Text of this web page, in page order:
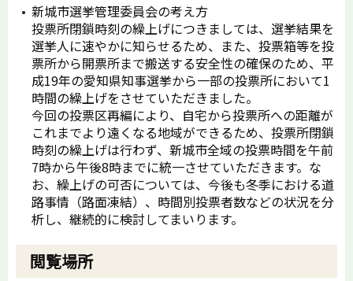
新城市選挙管理委員会の考え方
投票所閉鎖時刻の繰上げにつきましては、選挙結果を
選挙人に速やかに知らせるため、また、投票箱等を投
票所から開票所まで搬送する安全性の確保のため、平
成19年の愛知県知事選挙から一部の投票所において1
時間の繰上げをさせていただきました。
今回の投票区再編により、自宅から投票所への距離が
これまでより遠くなる地域ができるため、投票所閉鎖
時刻の繰上げは行わず、新城市全域の投票時間を午前
7時から午後8時までに統一させていただきます。な
お、繰上げの可否については、今後も冬季における道
路事情（路面凍結）、時間別投票者数などの状況を分
析し、継続的に検討してまいります。
閲覧場所